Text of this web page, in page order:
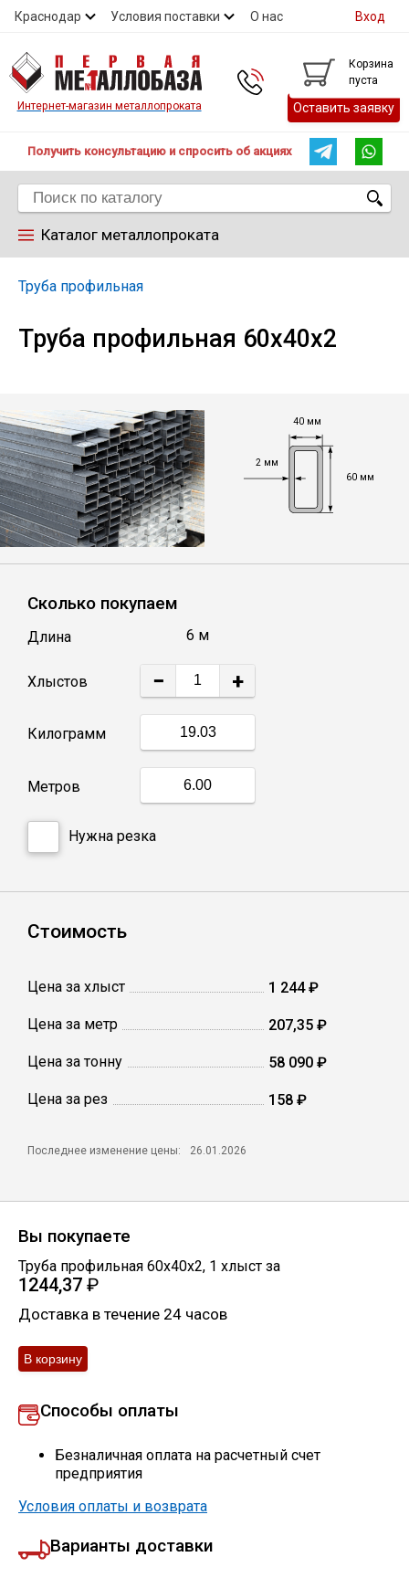
Краснодар Условия поставки О нас
Контакты
Контакты
Вход
Интернет-магазин металлопроката
Корзина
пуста
Оставить заявку
Получить консультацию и спросить об акциях
Каталог металлопроката
Арматура
Труба
Уголок
Балка
Квадрат
Труба профильная
Катанка
Полоса
Труба профильная
Труба профильная 60х40х2
2 мм
60 мм
40 мм
Сколько покупаем
Длина 6 м
Хлыстов − +
Килограмм
Метров
Нужна резка
Стоимость
Цена за хлыст 1 244 ₽
Цена за метр 207,35 ₽
Цена за тонну 58 090 ₽
Цена за рез 158 ₽
Последнее изменение цены: 26.01.2026
Вы покупаете
Труба профильная 60х40х2, 1 хлыст за
1244,37 ₽
Доставка в течение 24 часов
Способы оплаты
Безналичная оплата на расчетный счет
предприятия
Условия оплаты и возврата
Варианты доставки